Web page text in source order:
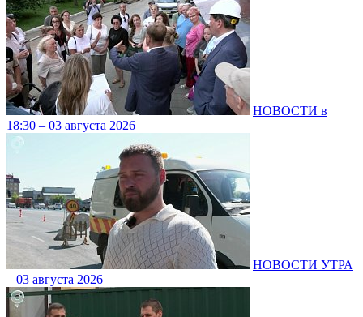
НОВОСТИ в
18:30 – 03 августа 2026
НОВОСТИ УТРА
– 03 августа 2026